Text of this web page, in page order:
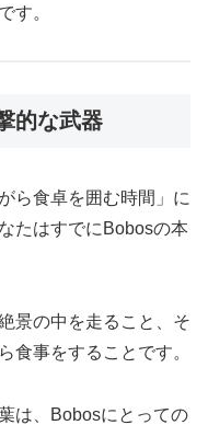
す。
的な武器
ら食卓を囲む時間」に
たはすでにBobosの本
景の中を走ること、そ
食事をすることです。
は、Bobosにとっての